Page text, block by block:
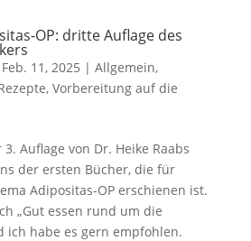
OP: dritte Auflage des
Feb. 11, 2025 | Allgemein,
, Vorbereitung auf die
Auflage von Dr. Heike Raabs
der ersten Bücher, die für
Adipositas-OP erschienen ist.
„Gut essen rund um die
ich habe es gern empfohlen.